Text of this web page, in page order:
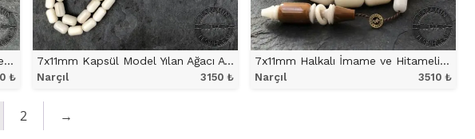
7x11mm Kapsül Model Yeşil Pelesenk Ağacı Karışımlı Narçıl Tesbih
₺
7x11mm Kapsül Model Yılan Ağacı Ayrıntılı Narçıl Tesbih
Narçıl 3150 ₺
7x11mm Halkalı İmame ve Hitameli Kuka Eklemeli Narçıl Tesbih
Narçıl 3510 ₺
2 →